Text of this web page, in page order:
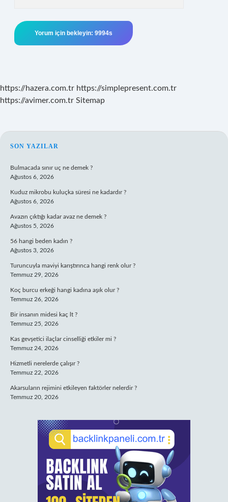
https://hazera.com.tr https://simplepresent.com.tr
https://avimer.com.tr Sitemap
SIDEBAR
SON YAZILAR
Bulmacada sınır uç ne demek ?
Ağustos 6, 2026
Kuduz mikrobu kuluçka süresi ne kadardır ?
Ağustos 6, 2026
Avazın çıktığı kadar avaz ne demek ?
Ağustos 5, 2026
56 hangi beden kadın ?
Ağustos 3, 2026
Turuncuyla maviyi karıştırınca hangi renk olur ?
Temmuz 29, 2026
Koç burcu erkeği hangi kadına aşık olur ?
Temmuz 26, 2026
Bir insanın midesi kaç lt ?
Temmuz 25, 2026
Kas gevşetici ilaçlar cinselliği etkiler mi ?
Temmuz 24, 2026
Hizmetli nerelerde çalışır ?
Temmuz 22, 2026
Akarsuların rejimini etkileyen faktörler nelerdir ?
Temmuz 20, 2026